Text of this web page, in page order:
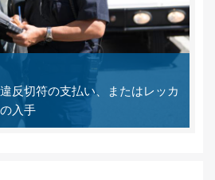
反切符の支払い、またはレッカ
入手